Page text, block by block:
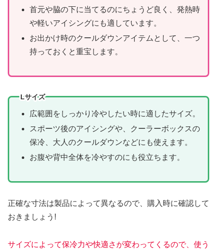
首元や脇の下に当てるのにちょうど良く、発熱時
や軽いアイシングにも適しています。
お出かけ時のクールダウンアイテムとして、一つ
持っておくと重宝します。
Lサイズ
広範囲をしっかり冷やしたい時に適したサイズ。
スポーツ後のアイシングや、クーラーボックスの
保冷、大人のクールダウンなどにも使えます。
お腹や背中全体を冷やすのにも役立ちます。
正確な寸法は製品によって異なるので、購入時に確認して
おきましょう!
サイズによって保冷力や快適さが変わってくるので、使う